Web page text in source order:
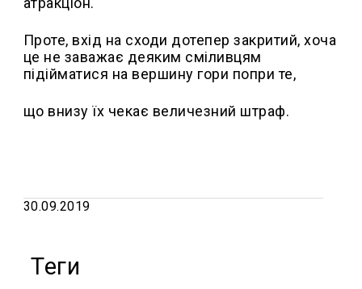
Проте, вхід на сходи дотепер закритий, хоча
це не заважає деяким сміливцям
підійматися на вершину гори попри те,
що внизу їх чекає величезний штраф.
30.09.2019
Теги